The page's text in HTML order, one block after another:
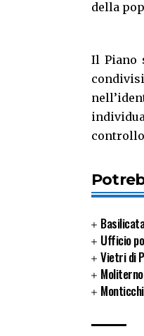
della
Il Piano
Ufficio
Vietri di